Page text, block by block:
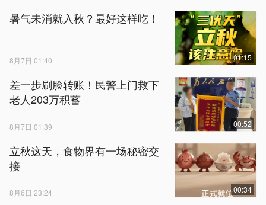
暑气未消就入秋？最好这样吃！
8月7日 01:40 01:15
差一步刷脸转账！民警上门救下
老人203万积蓄
8月7日 01:39 00:52
立秋这天，食物界有一场秘密交
接
8月6日 23:24 00:34